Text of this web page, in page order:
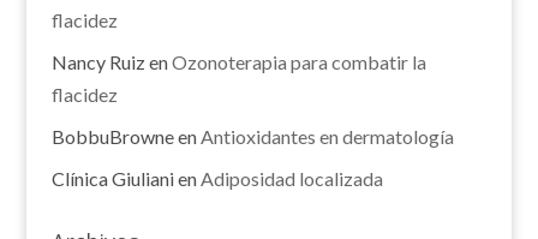
flacidez
Nancy RuizenOzonoterapia para combatir la
flacidez
BobbuBrowneenAntioxidantes en dermatología
Clínica GiulianienAdiposidad localizada